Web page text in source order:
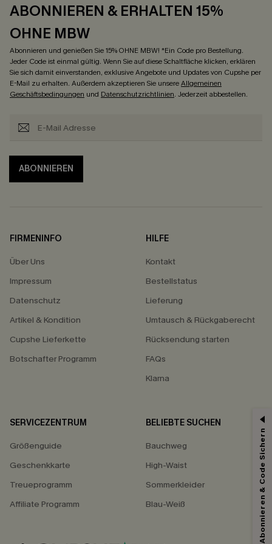
ABONNIEREN & ERHALTEN 15%
OHNE MBW
Abonnieren und genießen Sie 15% OHNE MBW! *Ein Code pro Bestellung.
Jeder Code ist einmal gültig. Wenn Sie auf diese Schaltfläche klicken, erklären
Sie sich damit einverstanden, exklusive Angebote und Updates von Cupshe per
E-Mail zu erhalten. Außerdem akzeptieren Sie unsereAllgemeinen
Geschäftsbedingungen und Datenschutzrichtlinien. Jederzeit abbestellen.
ABONNIEREN
FIRMENINFO
Über Uns
Impressum
Datenschutz
Artikel & Kondition
Cupshe Lieferkette
Botschafter Programm
HILFE
Kontakt
Bestellstatus
Lieferung
Umtausch & Rückgaberecht
Rücksendung starten
FAQs
Klarna
SERVICEZENTRUM
Größenguide
Geschenkkarte
Treueprogramm
Affiliate Programm
BELIEBTE SUCHEN
Bauchweg
High-Waist
Sommerkleider
Blau-Weiß
Abonnieren & Code Sichern